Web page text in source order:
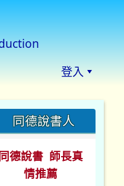
登入
同德說書人
同德說書 師長真
情推薦